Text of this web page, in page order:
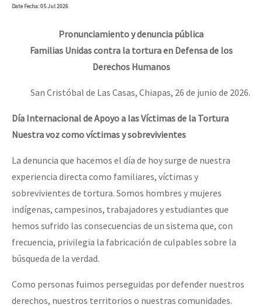
DateFecha: 05 Jul 2026
Pronunciamiento y denuncia pública
Familias Unidas contra la tortura en Defensa de los
Derechos Humanos
San Cristóbal de Las Casas, Chiapas, 26 de junio de 2026.
Día Internacional de Apoyo a las Víctimas de la Tortura
Nuestra voz como víctimas y sobrevivientes
La denuncia que hacemos el día de hoy surge de nuestra
experiencia directa como familiares, víctimas y
sobrevivientes de tortura. Somos hombres y mujeres
indígenas, campesinos, trabajadores y estudiantes que
hemos sufrido las consecuencias de un sistema que, con
frecuencia, privilegia la fabricación de culpables sobre la
búsqueda de la verdad.
Como personas fuimos perseguidas por defender nuestros
derechos, nuestros territorios o nuestras comunidades.